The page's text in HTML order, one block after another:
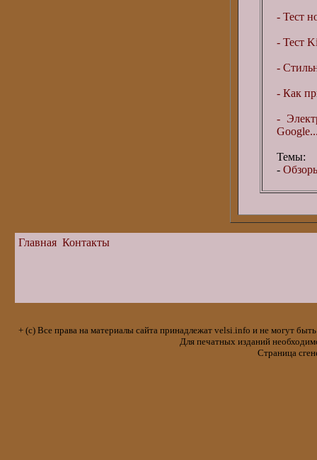
- Тест
- Тест
-
- Как
-
Темы:
-
Главная Контакты
+ (с) Все права на материалы сайта принадлежат velsi.info и не могут
Для печатных изданий
Страница